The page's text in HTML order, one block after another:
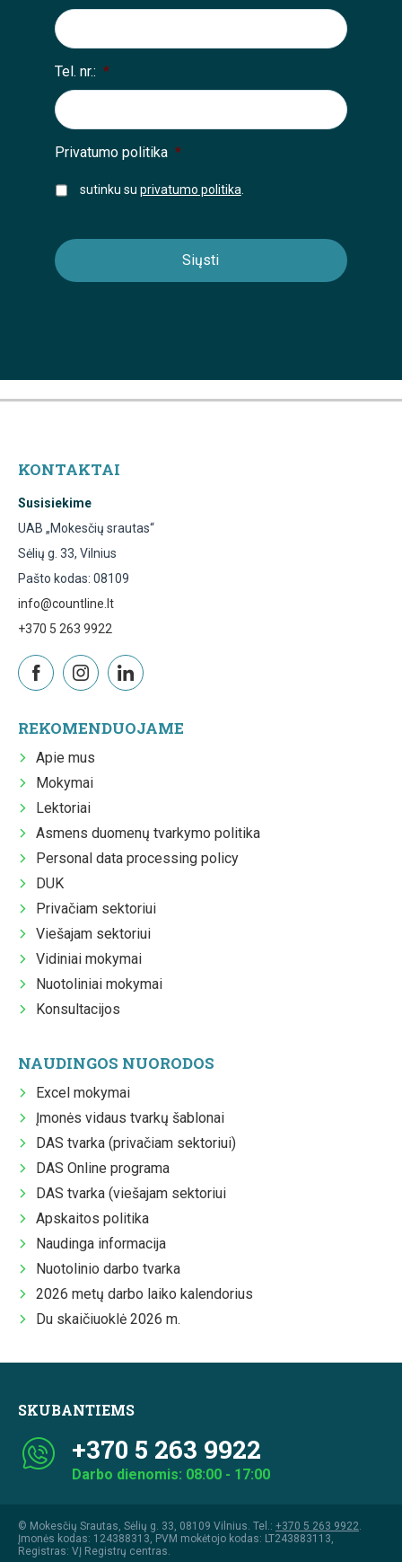
Tel. nr.: *
Privatumo politika *
sutinku su privatumo politika
KONTAKTAI
Susisiekime
UAB „Mokesčių srautas“
Sėlių g. 33, Vilnius
Pašto kodas: 08109
info@countline.lt
+370 5 263 9922
REKOMENDUOJAME
Apie mus
Mokymai
Lektoriai
Asmens duomenų tvarkymo politika
Personal data processing policy
DUK
Privačiam sektoriui
Viešajam sektoriui
Vidiniai mokymai
Nuotoliniai mokymai
Konsultacijos
NAUDINGOS NUORODOS
Excel mokymai
Įmonės vidaus tvarkų šablonai
DAS tvarka (privačiam sektoriui)
DAS Online programa
DAS tvarka (viešajam sektoriui
Apskaitos politika
Naudinga informacija
Nuotolinio darbo tvarka
2026 metų darbo laiko kalendorius
Du skaičiuoklė 2026 m.
SKUBANTIEMS
+370 5 263 9922
Darbo dienomis: 08:00 - 17:00
© Mokesčių Srautas, Sėlių g. 33, 08109 Vilnius. Tel.: +370 5 263 9922
Įmonės kodas: 124388313, PVM mokėtojo kodas: LT243883113,
Registras: VĮ Registrų centras.